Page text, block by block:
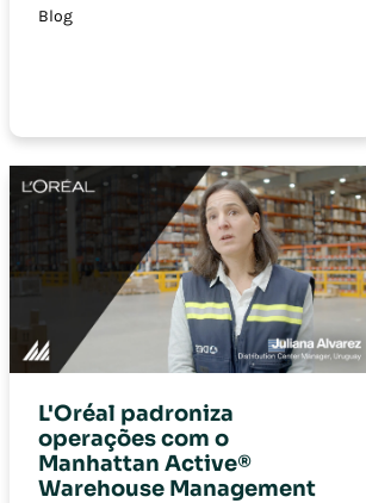
Blog
L'Oréal padroniza
operações com o
Manhattan Active®
Warehouse Management